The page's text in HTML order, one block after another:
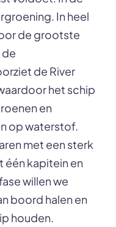
In heel
de grootste
de River
het schip
en
op waterstof.
met een sterk
kapitein en
willen we
boord halen en
houden.